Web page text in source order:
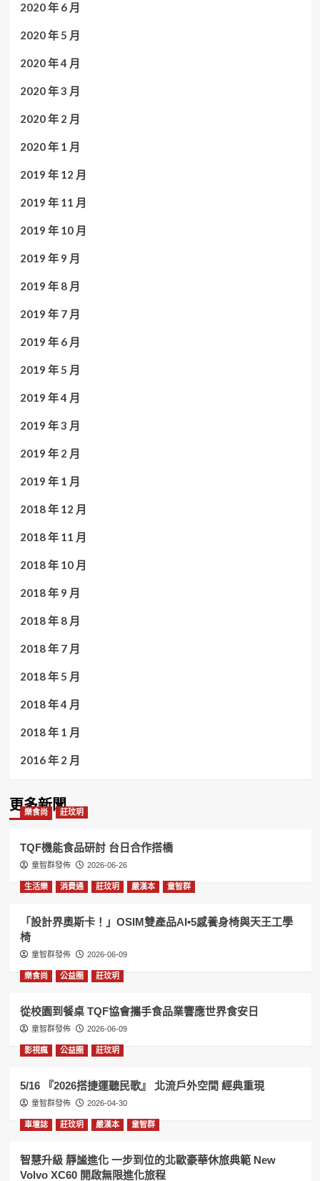
2020 年 6 月
2020 年 5 月
2020 年 4 月
2020 年 3 月
2020 年 2 月
2020 年 1 月
2019 年 12 月
2019 年 11 月
2019 年 10 月
2019 年 9 月
2019 年 8 月
2019 年 7 月
2019 年 6 月
2019 年 5 月
2019 年 4 月
2019 年 3 月
2019 年 2 月
2019 年 1 月
2018 年 12 月
2018 年 11 月
2018 年 10 月
2018 年 9 月
2018 年 8 月
2018 年 7 月
2018 年 5 月
2018 年 4 月
2018 年 1 月
2016 年 2 月
更多新聞
樂食尚 莊玟玥
TQF機能食品研討 台日合作搭橋
童智群發佈 2026-06-26
生活樂 消費通 莊玟玥 嚴漢本 童智群
「設計界奧斯卡！」OSIM雙產品AI•5感養身椅與天王工學
椅
童智群發佈 2026-06-09
樂食尚 公益圈 莊玟玥
從校園到餐桌 TQF協會攜手食品業響應世界食安日
童智群發佈 2026-06-09
影視瘋 公益圈 莊玟玥
5/16 『2026搭捷運聽民歌』 北流戶外空間 經典重現
童智群發佈 2026-04-30
車壇誌 莊玟玥 嚴漢本 童智群
智慧升級 靜謐進化 一步到位的北歐豪華休旅典範 New
Volvo XC60 開啟無限進化旅程